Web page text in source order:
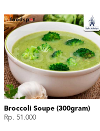
Broccoli Soupe (300gram)
Rp. 51.000